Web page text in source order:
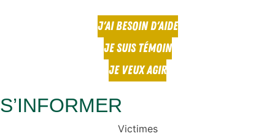
J'AI BESOIN D'AIDE
JE SUIS TÉMOIN
JE VEUX AGIR
S’INFORMER
Victimes